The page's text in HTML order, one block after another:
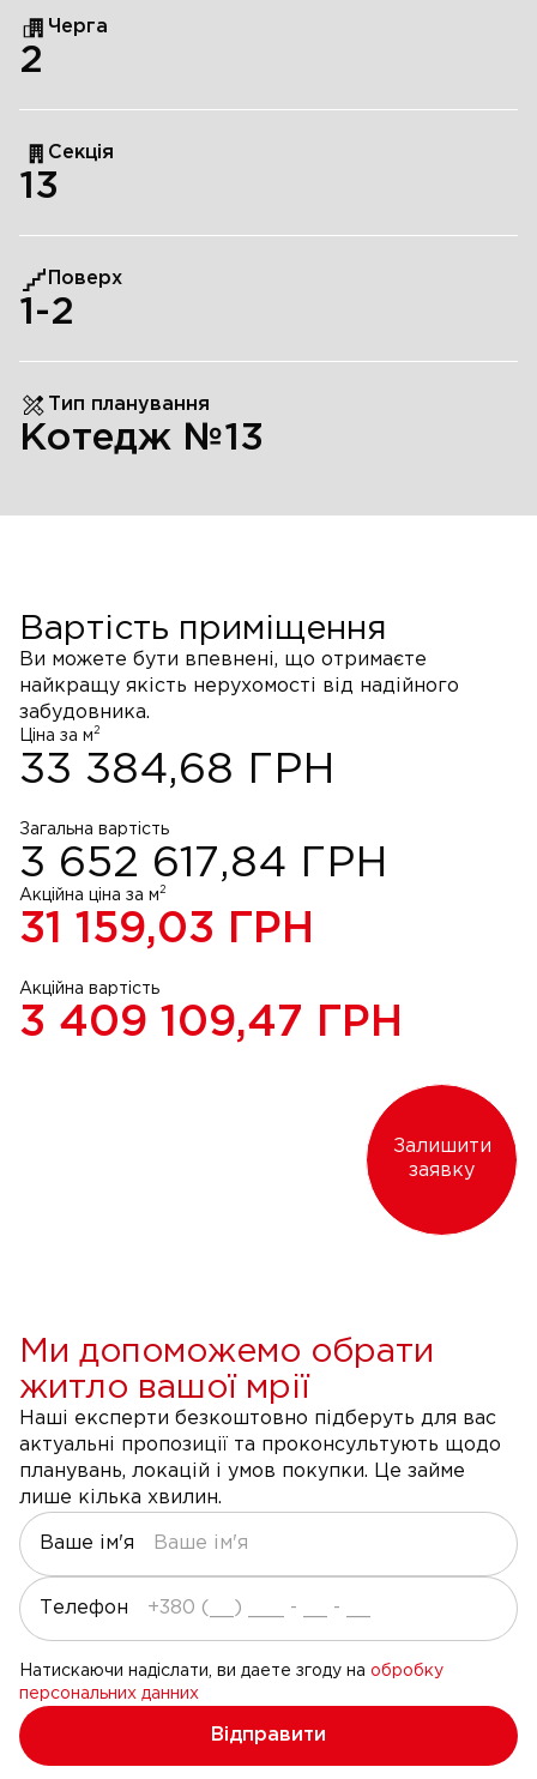
Черга
2
Секція
13
Поверх
1 -2
Тип планування
Котедж №13
Вартість приміщення
Ви можете бути впевнені, що отримаєте
найкращу якість нерухомості від надійного
забудовника.
Ціна за м 2
33 384,68 ГРН
Загальна вартість
3 652 617,84 ГРН
Акційна ціна за м 2
31 159,03 ГРН
Акційна вартість
3 409 109,47 ГРН
Залишити
заявку
Ми допоможемо обрати
житло вашої мрії
Наші експерти безкоштовно підберуть для вас
актуальні пропозиції та проконсультують щодо
планувань, локацій і умов покупки. Це займе
лише кілька хвилин.
Ваше ім'я
Телефон
Натискаючи надіслати, ви даете згоду на обробку
персональних данних
Відправити